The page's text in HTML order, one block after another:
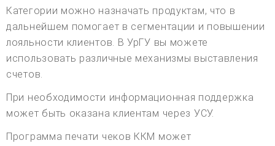
Категории можно назначать продуктам, что в
дальнейшем помогает в сегментации и повышении
лояльности клиентов. В УрГУ вы можете
использовать различные механизмы выставления
счетов.
При необходимости информационная поддержка
может быть оказана клиентам через УСУ.
Программа печати чеков ККМ может